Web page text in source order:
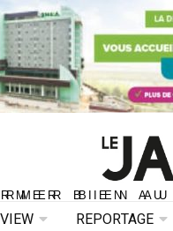
BIEN
BIEN
REPORTAGE